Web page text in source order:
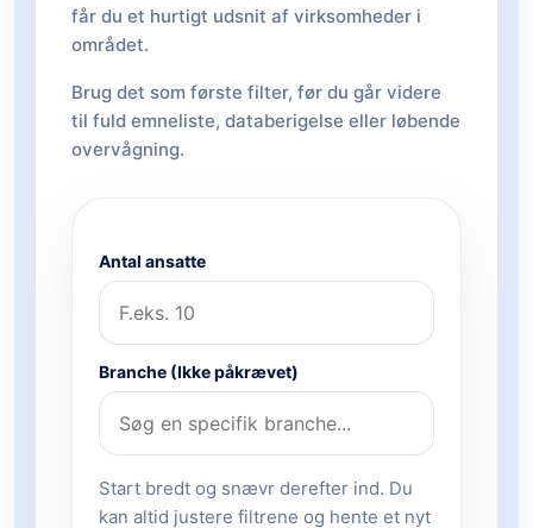
får du et hurtigt udsnit af virksomheder i
området.
Brug det som første filter, før du går videre
til fuld emneliste, databerigelse eller løbende
overvågning.
Antal ansatte
Branche (Ikke påkrævet)
Start bredt og snævr derefter ind. Du
kan altid justere filtrene og hente et nyt